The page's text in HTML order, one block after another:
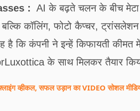
: AI के बढ़ते चलन के बीच मेटा
बल्कि कॉलिंग, फोटो कैप्चर,
कि कंपनी ने इन्हें किफायती कीमत
के साथ मिलकर तैयार
व्हीकल, सफल उड़ान का VIDEO सोशल